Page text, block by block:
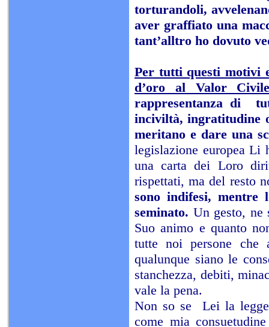
torturandoli,
aver graffiato una
tant’alltro ho dovuto
Per tutti questi motivi
d’oro al Valor
rappresentanza di
inciviltà, ingratitudine
meritano e dare una
legislazione europea Li
una carta dei Loro
rispettati, ma del resto
sono indifesi, mentre
seminato. Un gesto, ne
Suo animo e quanto
tutte noi persone che
qualunque siano le
stanchezza, debiti,
vale la pena.
Non so se Lei la
come mia